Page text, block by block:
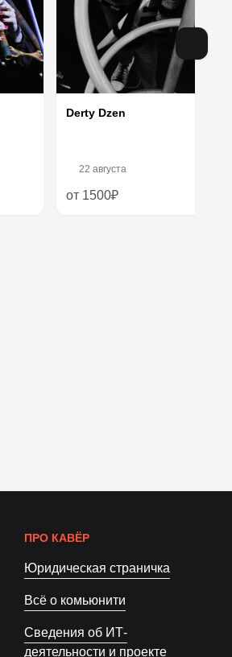
Derty Dzen
22 августа
от 1500₽
ПРО КАВЁР
Юридическая страничка
Всё о комьюнити
Сведения об ИТ-
деятельности и проекте